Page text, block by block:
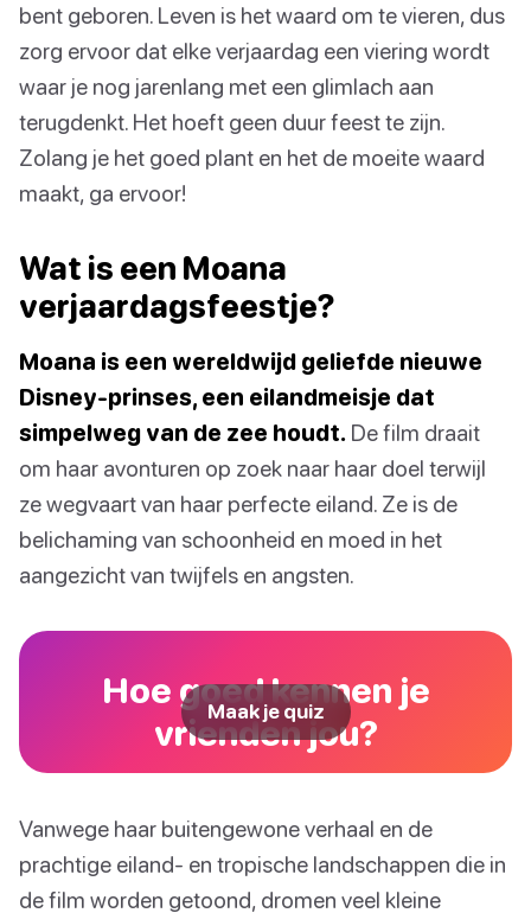
bent geboren. Leven is het waard om te vieren, dus
zorg ervoor dat elke verjaardag een viering wordt
waar je nog jarenlang met een glimlach aan
terugdenkt. Het hoeft geen duur feest te zijn.
Zolang je het goed plant en het de moeite waard
maakt, ga ervoor!
Wat is een Moana
verjaardagsfeestje?
Moana is een wereldwijd geliefde nieuwe
Disney-prinses, een eilandmeisje dat
simpelweg van de zee houdt. De film draait
om haar avonturen op zoek naar haar doel terwijl
ze wegvaart van haar perfecte eiland. Ze is de
belichaming van schoonheid en moed in het
aangezicht van twijfels en angsten.
Hoe goed kennen je
vrienden jou?
Maak je quiz
Vanwege haar buitengewone verhaal en de
prachtige eiland- en tropische landschappen die in
de film worden getoond, dromen veel kleine